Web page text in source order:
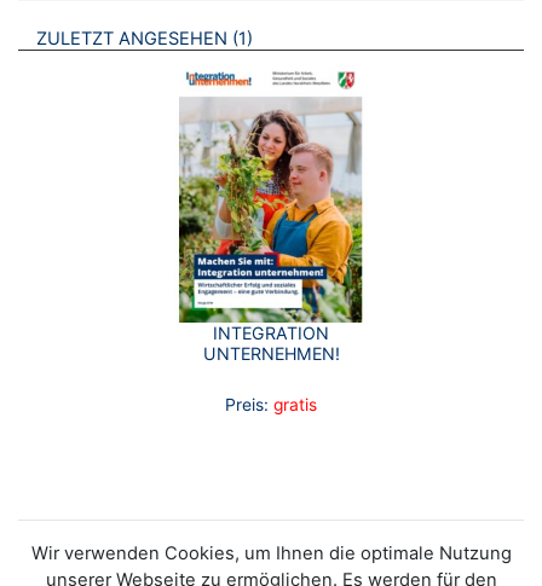
ZULETZT ANGESEHEN 1 BROSCHÜREN
INTEGRATION
UNTERNEHMEN!
Preis: gratis
Wir verwenden Cookies, um Ihnen die optimale Nutzung
unserer Webseite zu ermöglichen. Es werden für den